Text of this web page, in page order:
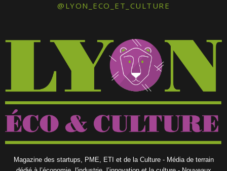
@LYON_ECO_ET_CULTURE
Magazine des startups, PME, ETI et de la Culture - Média de terrain